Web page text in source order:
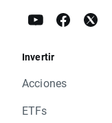
Invertir
Acciones
ETFs